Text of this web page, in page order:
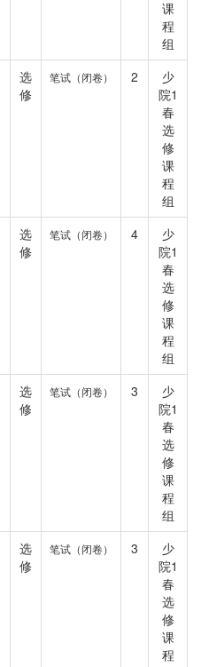
课
程
组
选
修
笔试（闭卷） 2
少
院1
春
选
修
课
程
组
选
修
笔试（闭卷） 4
少
院1
春
选
修
课
程
组
选
修
笔试（闭卷） 3
少
院1
春
选
修
课
程
组
选
修
笔试（闭卷） 3
少
院1
春
选
修
课
程